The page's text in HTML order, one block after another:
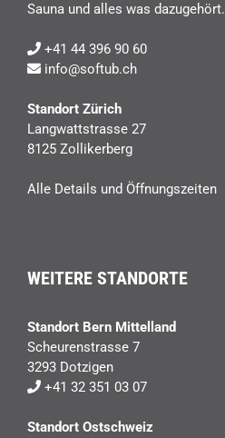
Sauna und alles was dazugehört.
+41 44 396 90 60
info@softub.ch
Standort Zürich
Langwattstrasse 27
8125 Zollikerberg
Alle Details und Öffnungszeiten
WEITERE STANDORTE
Standort Bern Mittelland
Scheurenstrasse 7
3293 Dotzigen
+41 32 351 03 07
Standort Ostschweiz